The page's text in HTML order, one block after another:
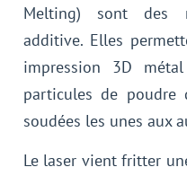
Melting) sont des
additive. Elles
impression 3D
particules de
soudées les unes aux
Le laser vient fritter